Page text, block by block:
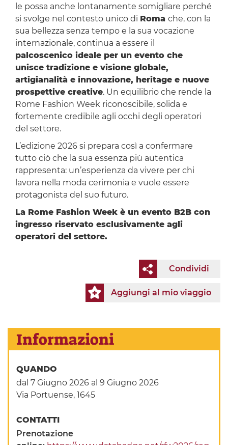
le possa anche lontanamente somigliare perché
si svolge nel contesto unico di Roma che, con la
sua bellezza senza tempo e la sua vocazione
internazionale, continua a essere il
palcoscenico ideale per un evento che
unisce tradizione e visione globale,
artigianalità e innovazione, heritage e nuove
prospettive creative. Un equilibrio che rende la
Rome Fashion Week riconoscibile, solida e
fortemente credibile agli occhi degli operatori
del settore.
L’edizione 2026 si prepara così a confermare
tutto ciò che la sua essenza più autentica
rappresenta: un’esperienza da vivere per chi
lavora nella moda cerimonia e vuole essere
protagonista del suo futuro.
La Rome Fashion Week è un evento B2B con
ingresso riservato esclusivamente agli
operatori del settore.
Condividi
Aggiungi al mio viaggio
Informazioni
QUANDO
dal 7 Giugno 2026 al 9 Giugno 2026
Via Portuense, 1645
CONTATTI
Prenotazione